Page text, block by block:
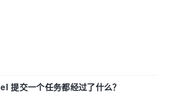
提交一个任务都经过了什么？